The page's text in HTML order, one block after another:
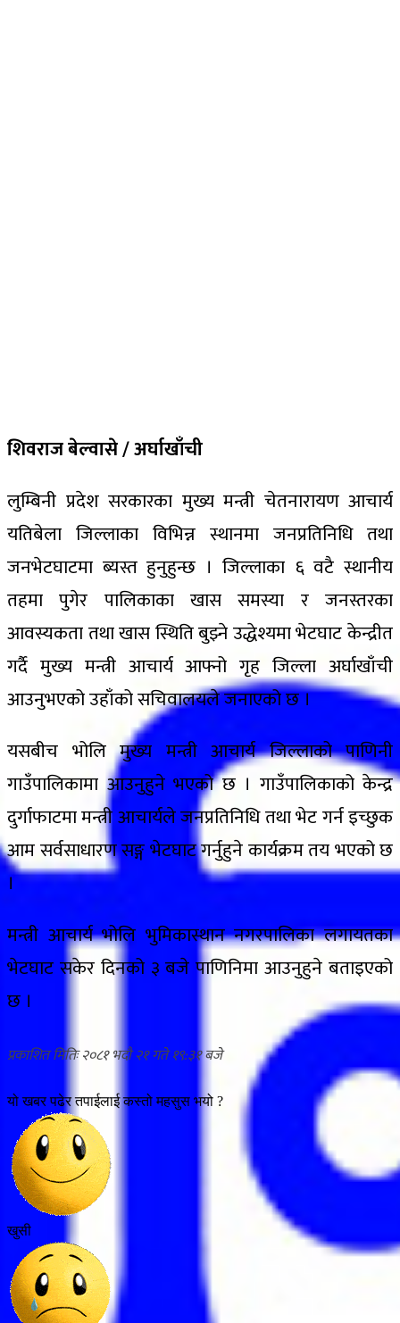
शिवराज बेल्वासे / अर्घाखाँची
लुम्बिनी प्रदेश सरकारका मुख्य मन्त्री चेतनारायण आचार्य
यतिबेला जिल्लाका विभिन्न स्थानमा जनप्रतिनिधि तथा
जनभेटघाटमा ब्यस्त हुनुहुन्छ । जिल्लाका ६ वटै स्थानीय
तहमा पुगेर पालिकाका खास समस्या र जनस्तरका
आवस्यकता तथा खास स्थिति बुझ्ने उद्धेश्यमा भेटघाट केन्द्रीत
गर्दै मुख्य मन्त्री आचार्य आफ्नो गृह जिल्ला अर्घाखाँची
आउनुभएको उहाँको सचिवालयले जनाएको छ ।
यसबीच भोलि मुख्य मन्त्री आचार्य जिल्लाको पाणिनी
गाउँपालिकामा आउनुहुने भएको छ । गाउँपालिकाको केन्द्र
दुर्गाफाटमा मन्त्री आचार्यले जनप्रतिनिधि तथा भेट गर्न इच्छुक
आम सर्वसाधारण सङ्ग भेटघाट गर्नुहुने कार्यक्रम तय भएको छ
।
मन्त्री आचार्य भोलि भुमिकास्थान नगरपालिका लगायतका
भेटघाट सकेर दिनको ३ बजे पाणिनिमा आउनुहुने बताइएको
छ ।
२०८१ भदौ २१ गते १९:३१
यो खबर पढेर तपाईलाई कस्तो महसुस भयो ?
खुसी